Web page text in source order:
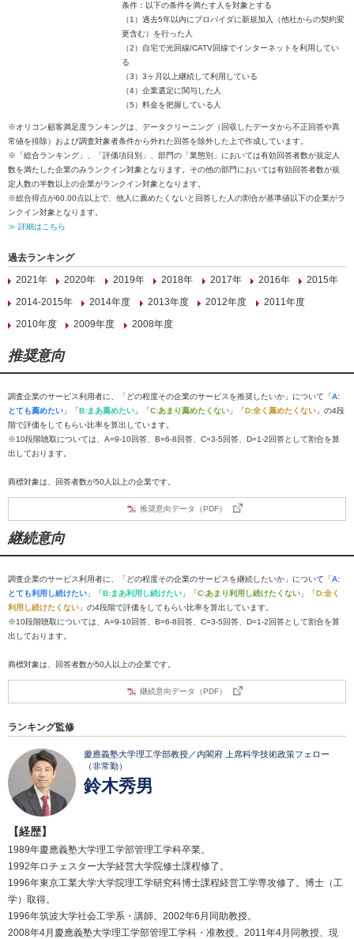
条件：以下の条件を満たす人を対象とする
（1）過去5年以内にプロバイダに新規加入（他社からの契約変
更含む）を行った人
（2）自宅で光回線/CATV回線でインターネットを利用してい
る
（3）3ヶ月以上継続して利用している
（4）企業選定に関与した人
（5）料金を把握している人
※オリコン顧客満足度ランキングは、データクリーニング（回収したデータから不正回答や異
常値を排除）および調査対象者条件から外れた回答を除外した上で作成しています。
※「総合ランキング」、「評価項目別」、部門の「業態別」においては有効回答者数が規定人
数を満たした企業のみランクイン対象となります。その他の部門においては有効回答者数が規
定人数の半数以上の企業がランクイン対象となります。
※総合得点が60.00点以上で、他人に薦めたくないと回答した人の割合が基準値以下の企業がラ
ンクイン対象となります。
≫ 詳細はこちら
過去ランキング
2021年
2020年 2019年 2018年 2017年 2016年
2015年
2014-2015年
2014年度 2013年度 2012年度
2011年度
2010年度
2009年度 2008年度
推奨意向
調査企業のサービス利用者に、「どの程度その企業のサービスを推奨したいか」について「A:
とても薦めたい 」「B:まあ薦めたい 」「C:あまり薦めたくない 」「D:全く薦めたくない 」の4段
階で評価をしてもらい比率を算出しています。
※10段階聴取については、A=9-10回答、B=6-8回答、C=3-5回答、D=1-2回答として割合を算
出しております。
商標対象は、回答者数が50人以上の企業です。
推奨意向データ（PDF）
継続意向
調査企業のサービス利用者に、「どの程度その企業のサービスを継続したいか」について「A:
とても利用し続けたい 」「B:まあ利用し続けたい 」「C:あまり利用し続けたくない 」「D:全く
利用し続けたくない 」の4段階で評価をしてもらい比率を算出しています。
※10段階聴取については、A=9-10回答、B=6-8回答、C=3-5回答、D=1-2回答として割合を算
出しております。
商標対象は、回答者数が50人以上の企業です。
継続意向データ（PDF）
ランキング監修
慶應義塾大学理工学部教授／内閣府 上席科学技術政策フェロー
（非常勤）
鈴木秀男
【経歴】
1989年慶應義塾大学理工学部管理工学科卒業。
1992年ロチェスター大学経営大学院修士課程修了。
1996年東京工業大学大学院理工学研究科博士課程経営工学専攻修了。博士（工
学）取得。
1996年筑波大学社会工学系・講師。2002年6月同助教授。
2008年4月慶應義塾大学理工学部管理工学科・准教授。2011年4月同教授、現